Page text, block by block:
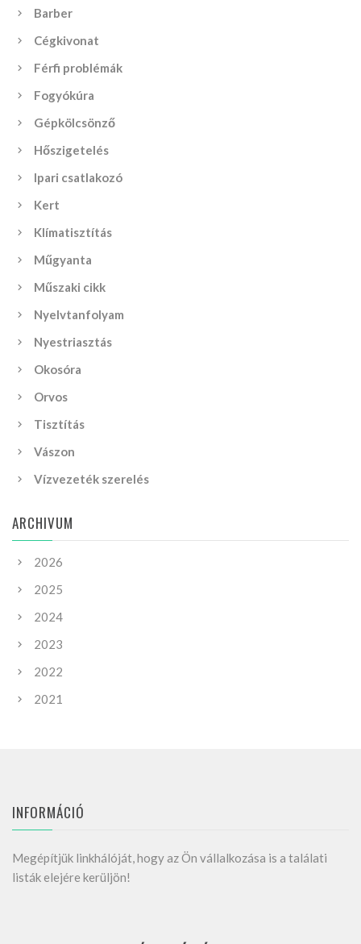
Barber
Cégkivonat
Férfi problémák
Fogyókúra
Gépkölcsönző
Hőszigetelés
Ipari csatlakozó
Kert
Klímatisztítás
Műgyanta
Műszaki cikk
Nyelvtanfolyam
Nyestriasztás
Okosóra
Orvos
Tisztítás
Vászon
Vízvezeték szerelés
ARCHIVUM
2026
2025
2024
2023
2022
2021
INFORMÁCIÓ
Megépítjük linkhálóját, hogy az Ön vállalkozása is a találati
listák elejére kerüljön!